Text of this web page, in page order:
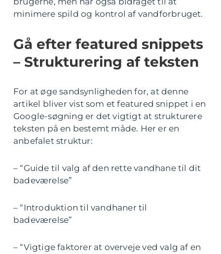
minimere spild og kontrol af vandforbruget.
Gå efter featured snippets
– Strukturering af teksten
For at øge sandsynligheden for, at denne
artikel bliver vist som et featured snippet i en
Google-søgning er det vigtigt at strukturere
teksten på en bestemt måde. Her er en
anbefalet struktur:
– “Guide til valg af den rette vandhane til dit
badeværelse”
– “Introduktion til vandhaner til
badeværelse”
– “Vigtige faktorer at overveje ved valg af en